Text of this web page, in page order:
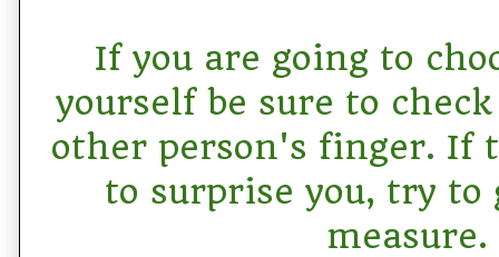
If you are going to
yourself be sure to
other person's finger. If
to surprise you, try to
measure.